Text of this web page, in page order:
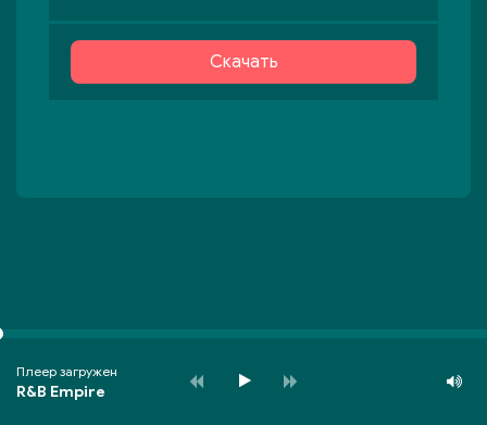
Скачать
Плеер загружен
R&B Empire